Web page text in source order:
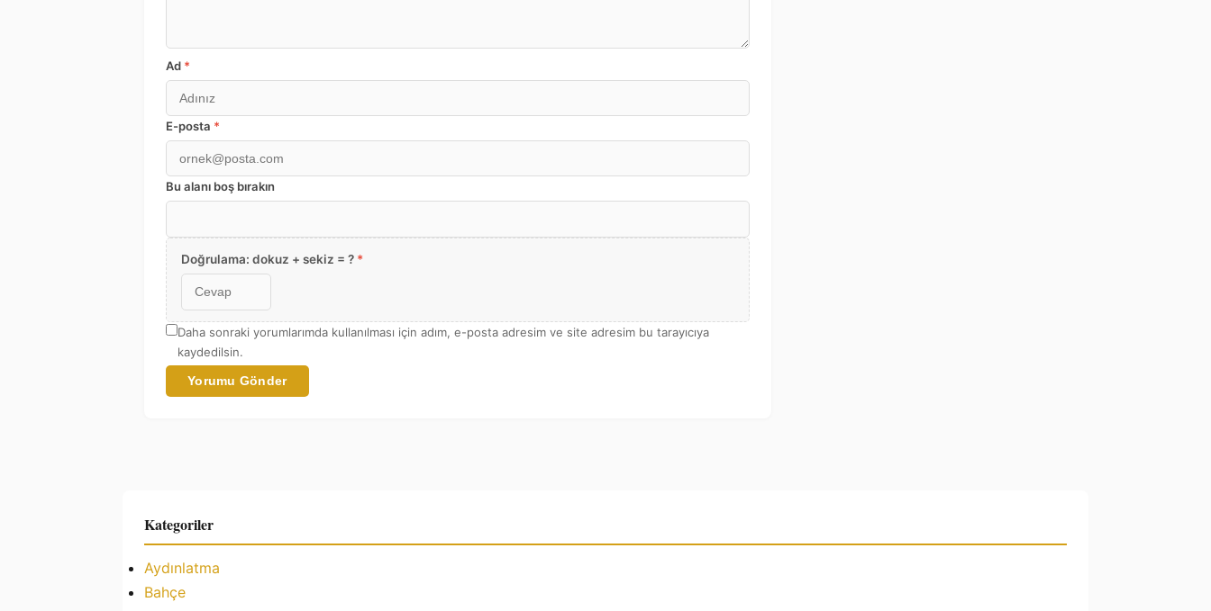
Ad *
E-posta *
Bu alanı boş bırakın
Doğrulama: dokuz + sekiz = ? *
Daha sonraki yorumlarımda kullanılması için adım, e-posta adresim ve site adresim bu tarayıcıya
kaydedilsin.
Yorumu Gönder
Kategoriler
Aydınlatma
Bahçe